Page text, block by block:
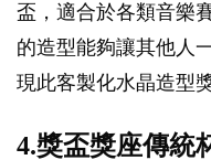
盃，適合於各類音樂
的造型能夠讓其他人
現此客製化水晶造型
4.獎盃獎座傳統